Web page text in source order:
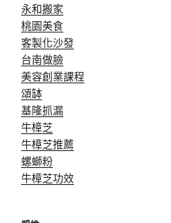
永和搬家
桃園美食
客製化沙發
台南做臉
美容創業課程
頌缽
基隆抓漏
牛樟芝
牛樟芝推薦
螺螄粉
牛樟芝功效